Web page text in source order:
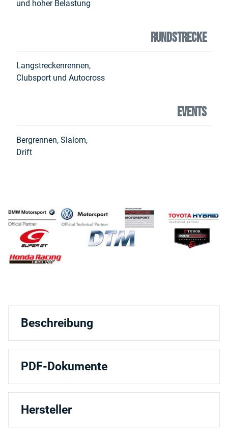
und hoher Belastung
RUNDSTRECKE
Langstreckenrennen,
Clubsport und Autocross
EVENTS
Bergrennen, Slalom,
Drift
Beschreibung
PDF-Dokumente
Hersteller